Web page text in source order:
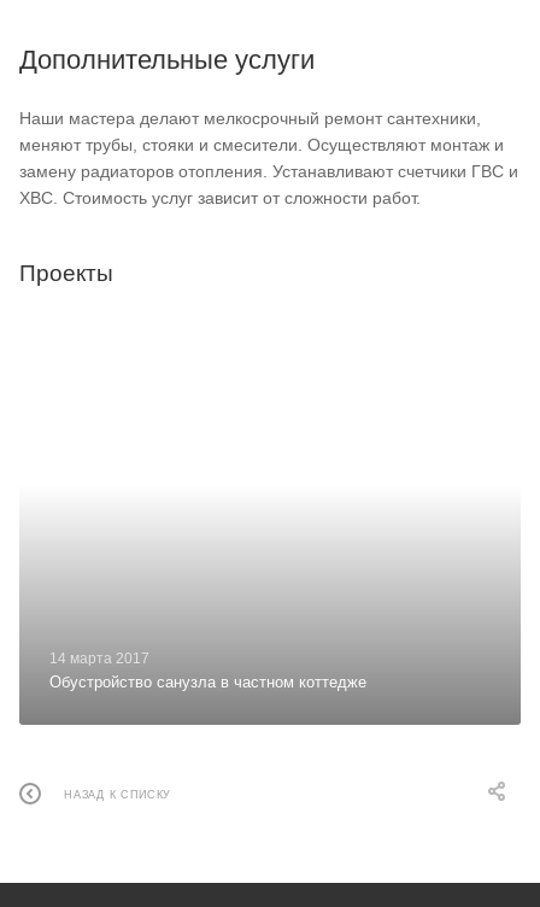
Дополнительные услуги
Наши мастера делают мелкосрочный ремонт сантехники,
меняют трубы, стояки и смесители. Осуществляют монтаж и
замену радиаторов отопления. Устанавливают счетчики ГВС и
ХВС. Стоимость услуг зависит от сложности работ.
Проекты
14 марта 2017
Обустройство санузла в частном коттедже
НАЗАД К СПИСКУ